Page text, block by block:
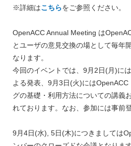
※詳細はこちらをご参照ください。
OpenACC Annual Meeting は
とユーザの意見交換の場として毎年
なります。
今回のイベントでは、9月2日(月)に
よる発表、9月3日(火)には
グの基礎・利用方法についての講義
れております。なお、参加には事前
9月4日(水), 5日(木)につきましては